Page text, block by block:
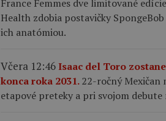
France Femmes dve limitované
Health zdobia postavičky
ich anatómiou.
Včera 12:46Isaac del Toro
konca roka 2031.22-ročný Mexičan
etapové preteky a pri svojom